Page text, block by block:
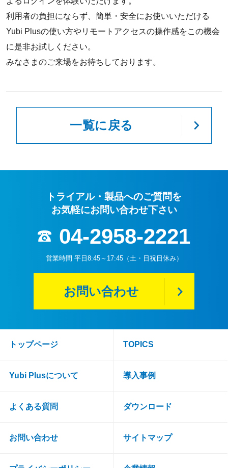
利用者の負担にならず、簡単・安全にお使いいただける
Yubi Plusの使い方やリモートアクセスの操作感をこの機会
に是非お試しください。
みなさまのご来場をお待ちしております。
一覧に戻る
トライアル・製品へのご質問を
お気軽にお問い合わせ下さい
04-2958-2221
営業時間 平日8:45～17:45（土・日祝日休み）
お問い合わせ
トップページ TOPICS
Yubi Plusについて 導入事例
よくある質問 ダウンロード
お問い合わせ サイトマップ